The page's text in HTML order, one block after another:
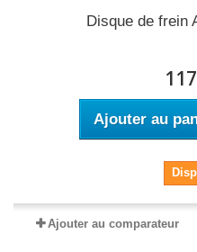
Disque de frein
Ajouter au
Ajouter au comparateur